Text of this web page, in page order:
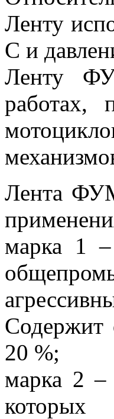
Ленту
С и
Ленту
работах,
Лента
марка 1 –
Содержит
20 %;
марка 2 –